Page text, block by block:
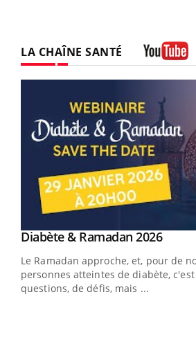
LA CHAÎNE SANTÉ
Youtube
Diabète & Ramadan 2026
Le Ramadan approche, et, pour de
personnes atteintes de diabète,
questions, de défis, mais ...
Youtube
Un « jumeau numérique » pour
Un établissement lié à un groupe
matière de bilan de santé :